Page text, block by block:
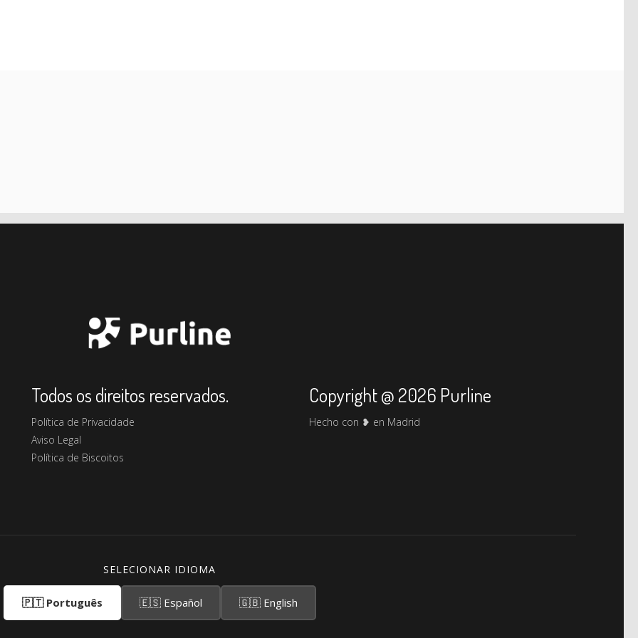
Todos os direitos reservados.
Política de Privacidade
Aviso Legal
Política de Biscoitos
Copyright @ 2026 Purline
Hecho con ❥ en Madrid
SELECIONAR IDIOMA
🇵🇹 Português 🇪🇸 Español 🇬🇧 English